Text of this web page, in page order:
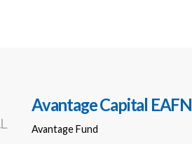
Avantage Capital EAFN
Avantage Fund